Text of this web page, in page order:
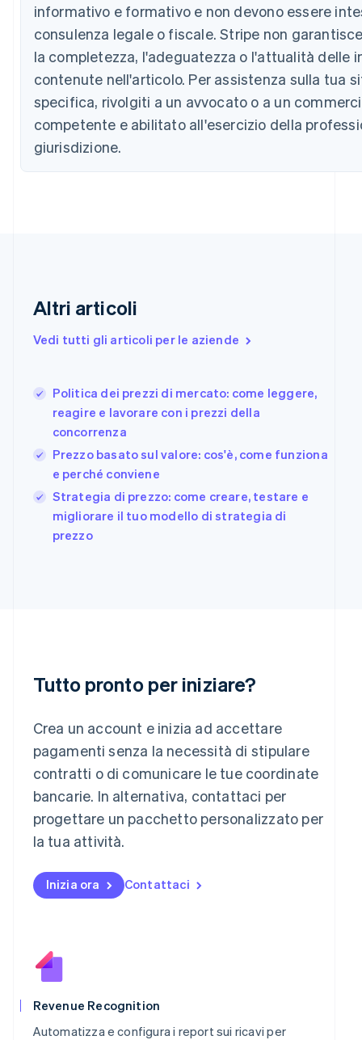
informativo e formativo e non devono essere
consulenza legale o fiscale. Stripe non
la completezza, l'adeguatezza o l'attualità delle
contenute nell'articolo. Per assistenza sulla tua
specifica, rivolgiti a un avvocato o a un
competente e abilitato all'esercizio della
giurisdizione.
Altri articoli
Vedi tutti gli articoli per le aziende
Politica dei prezzi di mercato: come leggere,
reagire e lavorare con i prezzi della
concorrenza
Prezzo basato sul valore: cos'è, come funziona
e perché conviene
Strategia di prezzo: come creare, testare e
migliorare il tuo modello di strategia di
prezzo
Tutto pronto per iniziare?
Crea un account e inizia ad accettare
pagamenti senza la necessità di stipulare
contratti o di comunicare le tue coordinate
bancarie. In alternativa, contattaci per
progettare un pacchetto personalizzato per
la tua attività.
Inizia ora Contattaci
Revenue Recognition
Automatizza e configura i report sui ricavi per
NederlandsFrançais DeutschEnglish
Brasile
Português
Bulgaria
English
Canada
Cina continentale
简体中文English
English
Finlandia
English Svenska
Germania
DeutschEnglish
Giappone
Gibilterra
English
Grecia
English
India
English
Lituania
Lussemburgo
Malaysia
English简体中文
Malta
Messico
EspañolEnglish
English
Nuova Zelanda
Portogallo
Português English
RAS di Hong Kong, Cina
English简体中文